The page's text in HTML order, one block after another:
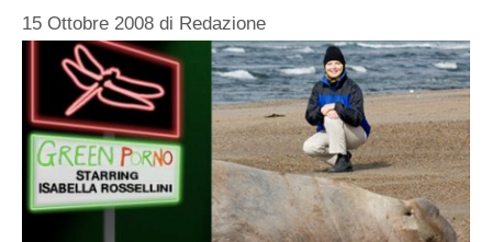
15 Ottobre 2008 di Redazione